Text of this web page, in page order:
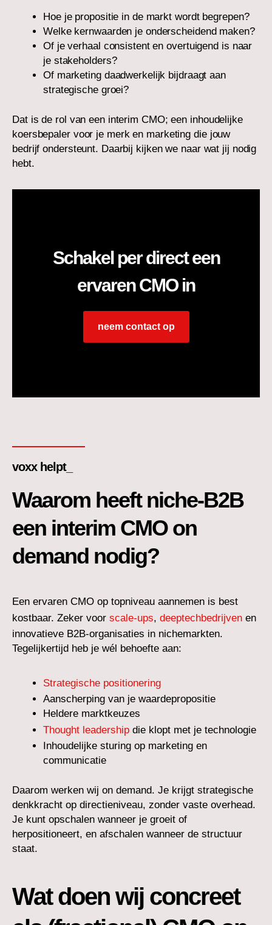
Hoe je propositie in de markt wordt begrepen?
Welke kernwaarden je onderscheidend maken?
Of je verhaal consistent en overtuigend is naar
je stakeholders?
Of marketing daadwerkelijk bijdraagt aan
strategische groei?
Dat is de rol van een interim CMO; een inhoudelijke
koersbepaler voor je merk en marketing die jouw
bedrijf ondersteunt. Daarbij kijken we naar wat jij nodig
hebt.
Schakel per direct een
ervaren CMO in
neem contact op
voxx helpt_
Waarom heeft niche-B2B
een interim CMO on
demand nodig?
Een ervaren CMO op topniveau aannemen is best
kostbaar. Zeker voor scale-ups, deeptechbedrijven en
innovatieve B2B-organisaties in nichemarkten.
Tegelijkertijd heb je wél behoefte aan:
Strategische positionering
Aanscherping van je waardepropositie
Heldere marktkeuzes
Thought leadership die klopt met je technologie
Inhoudelijke sturing op marketing en
communicatie
Daarom werken wij on demand. Je krijgt strategische
denkkracht op directieniveau, zonder vaste overhead.
Je kunt opschalen wanneer je groeit of
herpositioneert, en afschalen wanneer de structuur
staat.
Wat doen wij concreet